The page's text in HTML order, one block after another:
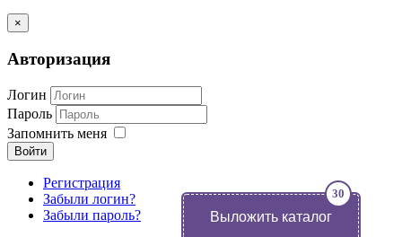
×
Авторизация
Логин
Пароль
Запомнить меня
Войти
Регистрация
Забыли логин?
Забыли пароль?
30
Выложить каталог